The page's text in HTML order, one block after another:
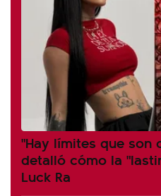
"Hay límites que son
detalló cómo la
Luck Ra